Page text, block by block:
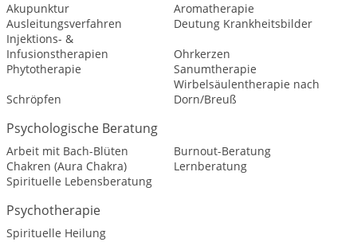
Akupunktur
Aromatherapie
Ausleitungsverfahren
Deutung Krankheitsbilder
Injektions- &
Infusionstherapien
Ohrkerzen
Phytotherapie
Sanumtherapie
Schröpfen
Wirbelsäulentherapie nach
Dorn/Breuß
Psychologische Beratung
Arbeit mit Bach-Blüten
Burnout-Beratung
Chakren (Aura Chakra)
Lernberatung
Spirituelle Lebensberatung
Psychotherapie
Spirituelle Heilung